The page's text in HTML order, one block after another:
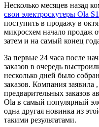
Несколько месяцев назад
свои электроскутеры Ola
поступить в продажу в
микросхем начало продаж
затем и на самый конец
За первые 24 часа после
заказов в очередь
несколько дней было
заказов. Компания заявила
предварительных заказов
Ola в самый популярный
одна другая новинка из
такими результатами.